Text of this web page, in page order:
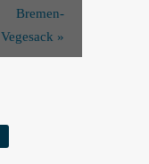
Bremen-
Vegesack »